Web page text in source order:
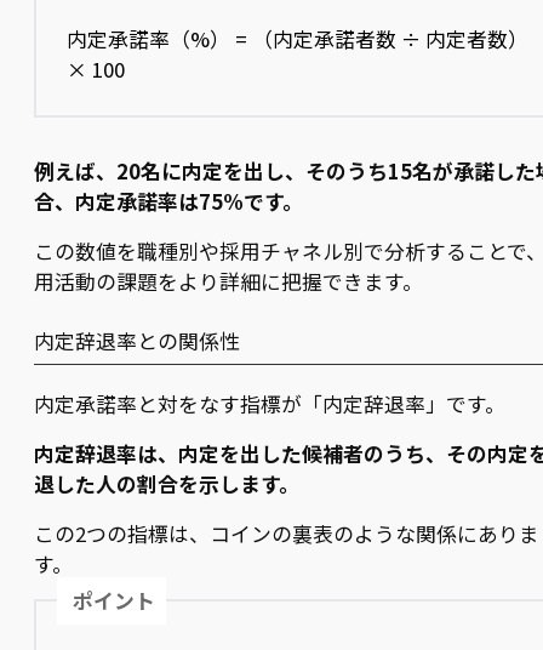
内定承諾率（%） = （内定承諾者数 ÷ 内定者数）
× 100
例えば、20名に内定を出し、そのうち15名が承諾した
合、内定承諾率は75%です。
この数値を職種別や採用チャネル別で分析することで
用活動の課題をより詳細に把握できます。
内定辞退率との関係性
内定承諾率と対をなす指標が「内定辞退率」です。
内定辞退率は、内定を出した候補者のうち、その内定
退した人の割合を示します。
この2つの指標は、コインの裏表のような関係にありま
す。
ポイント